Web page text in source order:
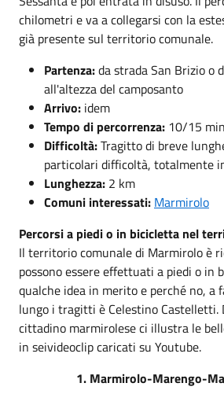
chilometri e va a collegarsi con la
già presente sul territorio comunale.
Partenza:da strada San Brizio o
all'altezza del camposanto
Arrivo: idem
Tempo di percorrenza: 10/15
Difficoltà:Tragitto di breve
particolari difficoltà, totalmente
Lunghezza: 2 km
Comuni interessati: Marmirolo
Percorsi a piedi o in bicicletta nel
Il territorio comunale di Marmirolo è
possono essere effettuati a piedi o in
qualche idea in merito e perché no, a
lungo i tragitti è Celestino Castelletti.
cittadino marmirolese ci illustra le
in seivideoclip caricati su Youtube.
1. Marmirolo-Marengo-